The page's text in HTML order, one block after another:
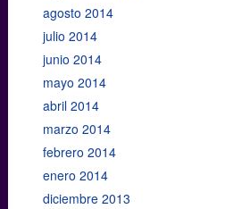
agosto 2014
julio 2014
junio 2014
mayo 2014
abril 2014
marzo 2014
febrero 2014
enero 2014
diciembre 2013